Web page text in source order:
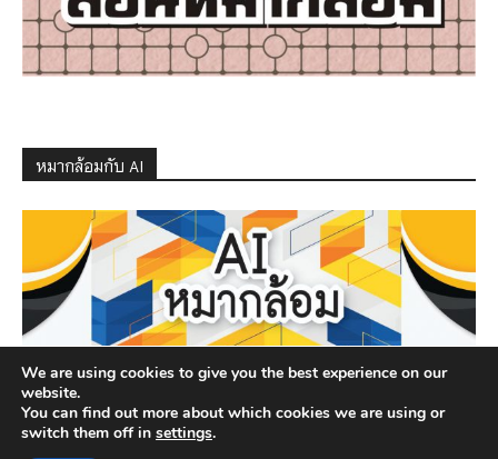
หมากล้อมกับ AI
We are using cookies to give you the best experience on our
website.
You can find out more about which cookies we are using or
switch them off in settings.